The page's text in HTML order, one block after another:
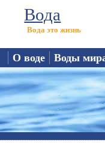
Вода
Вода это жизнь
О воде Воды